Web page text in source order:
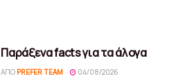
Παράξενα facts για τα άλογα
ΑΠΌ PREFER TEAM 04/08/2026